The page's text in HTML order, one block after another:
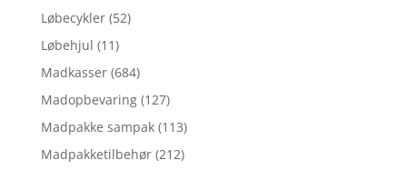
Løbecykler (52)
Løbehjul (11)
Madkasser (684)
Madopbevaring (127)
Madpakke sampak (113)
Madpakketilbehør (212)